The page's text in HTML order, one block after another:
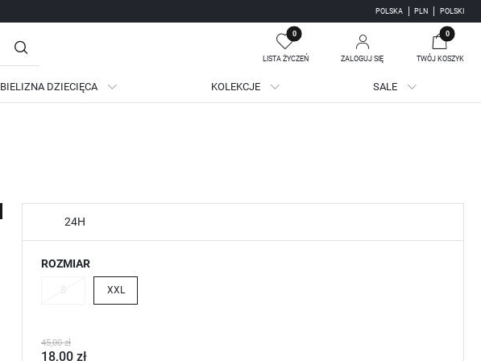
POLSKA PLN POLSKI
0
LISTA ŻYCZEŃ ZALOGUJ SIĘ
podgląd historii zakupów
brak konieczności wprowadzania swoich danych przy kolejnych zakupach
możliwość otrzymania rabatów i kuponów promocyjnych
0
TWÓJ KOSZYK
Twój koszyk jest pusty
BIELIZNA DZIECIĘCA KOLEKCJE SALE
24H
ROZMIAR
S XXL
45,00 zł
18,00 zł